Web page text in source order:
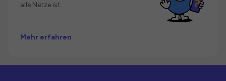
alle Netze ist.
Mehr erfahren